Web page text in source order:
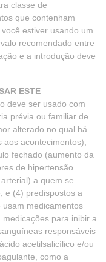
classe de
que contenham
estiver usando um
recomendado entre
e a introdução deve
ESTE
deve ser usado com
prévia ou familiar de
alterado no qual há
acontecimentos),
fechado (aumento da
de hipertensão
a quem se
e (4) predispostos a
medicamentos
para inibir a
responsáveis
acetilsalicílico e/ou
como a